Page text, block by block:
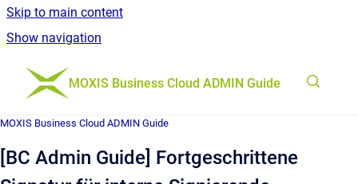
Skip to main content
Show navigation
Go to homepage
MOXIS Business Cloud ADMIN Guide
MOXIS Business Cloud ADMIN Guide
[BC Admin Guide] Fortgeschrittene